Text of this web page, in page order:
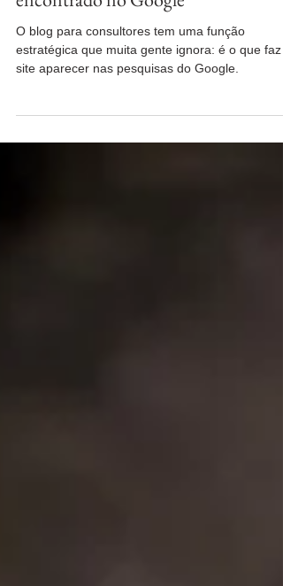
Blog para consultores: uma
ferramenta indispensável para ser
encontrado no Google
site aparecer nas pesquisas do Google.